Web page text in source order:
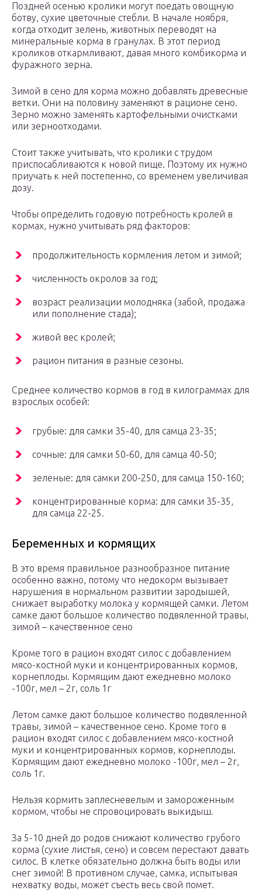
Поздней осенью кролики могут поедать овощную
ботву, сухие цветочные стебли. В начале ноября,
когда отходит зелень, животных переводят на
минеральные корма в гранулах. В этот период
кроликов откармливают, давая много комбикорма и
фуражного зерна.
Зимой в сено для корма можно добавлять древесные
ветки. Они на половину заменяют в рационе сено.
Зерно можно заменять картофельными очистками
или зерноотходами.
Стоит также учитывать, что кролики с трудом
приспосабливаются к новой пище. Поэтому их нужно
приучать к ней постепенно, со временем увеличивая
дозу.
Чтобы определить годовую потребность кролей в
кормах, нужно учитывать ряд факторов:
продолжительность кормления летом и зимой;
численность окролов за год;
возраст реализации молодняка (забой, продажа
или пополнение стада);
живой вес кролей;
рацион питания в разные сезоны.
Среднее количество кормов в год в килограммах для
взрослых особей:
грубые: для самки 35-40, для самца 23-35;
сочные: для самки 50-60, для самца 40-50;
зеленые: для самки 200-250, для самца 150-160;
концентрированные корма: для самки 35-35,
для самца 22-25.
Беременных и кормящих
В это время правильное разнообразное питание
особенно важно, потому что недокорм вызывает
нарушения в нормальном развитии зародышей,
снижает выработку молока у кормящей самки. Летом
самке дают большое количество подвяленной травы,
зимой – качественное сено
Кроме того в рацион входят силос с добавлением
мясо-костной муки и концентрированных кормов,
корнеплоды. Кормящим дают ежедневно молоко
-100г, мел – 2г, соль 1г
Летом самке дают большое количество подвяленной
травы, зимой – качественное сено. Кроме того в
рацион входят силос с добавлением мясо-костной
муки и концентрированных кормов, корнеплоды.
Кормящим дают ежедневно молоко -100г, мел – 2г,
соль 1г.
Нельзя кормить заплесневелым и замороженным
кормом, чтобы не спровоцировать выкидыш.
За 5-10 дней до родов снижают количество грубого
корма (сухие листья, сено) и совсем перестают давать
силос. В клетке обязательно должна быть воды или
снег зимой! В противном случае, самка, испытывая
нехватку воды, может съесть весь свой помет.